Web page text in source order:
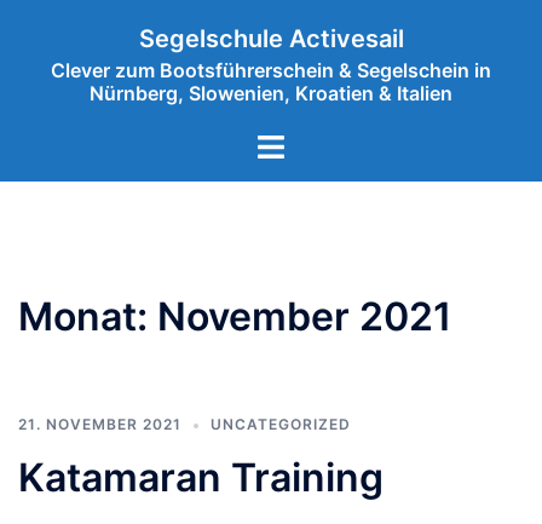
Segelschule Activesail
Clever zum Bootsführerschein & Segelschein in
Nürnberg, Slowenien, Kroatien & Italien
Monat: November 2021
21. NOVEMBER 2021 UNCATEGORIZED
Katamaran Training